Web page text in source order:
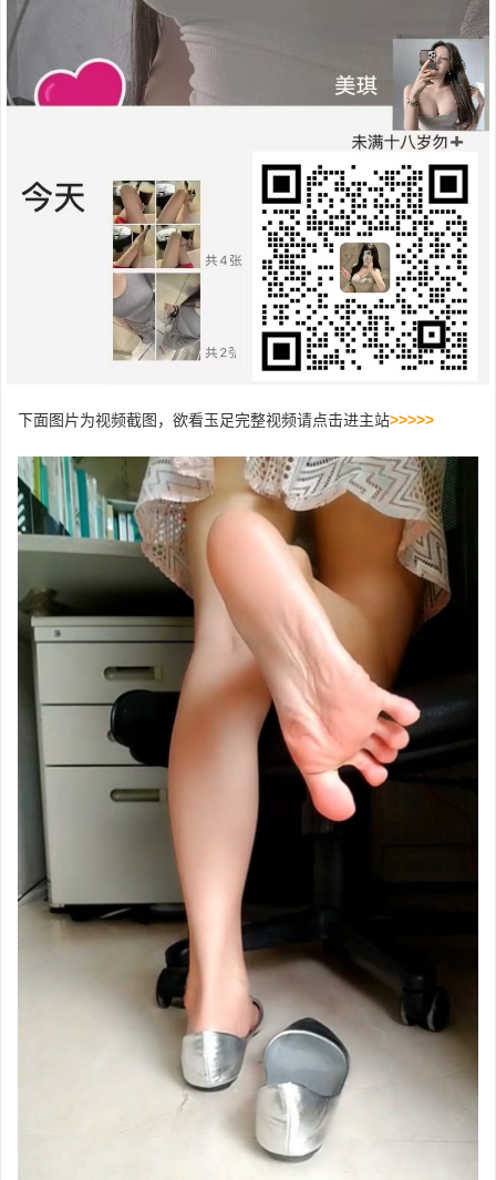
下面图片为视频截图，欲看玉足完整视频请点击进主站>>>>>